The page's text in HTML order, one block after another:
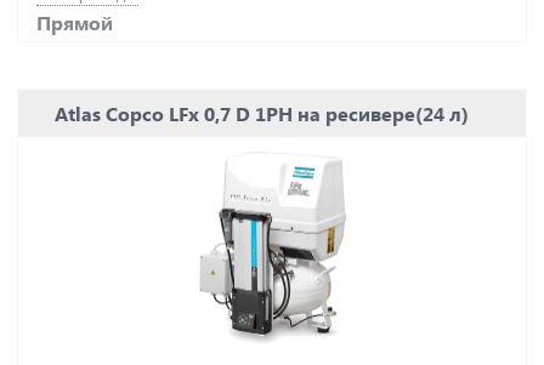
Прямой
Atlas Copco LFx 0,7 D 1PH на ресивере(24 л)